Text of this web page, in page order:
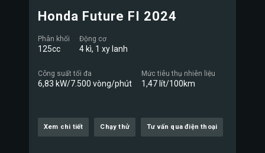
Honda Future FI 2024
Phân khối
125cc
Động cơ
4 kì, 1 xy lanh
Công suất tối đa
6,83 kW/7.500 vòng/phút
Mức tiêu thụ nhiên liệu
1,47 lít/100km
Xem chi tiết Chạy thử Tư vấn qua điện thoại